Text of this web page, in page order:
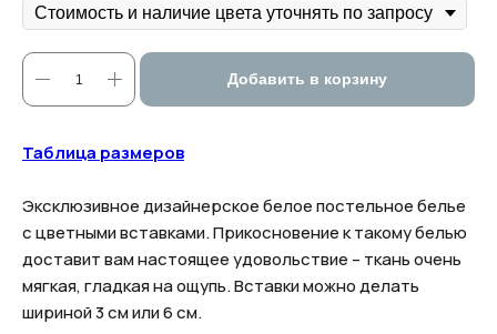
Добавить в корзину
Таблица размеров
Эксклюзивное дизайнерское белое постельное белье
с цветными вставками. Прикосновение к такому белью
доставит вам настоящее удовольствие – ткань очень
мягкая, гладкая на ощупь. Вставки можно делать
шириной 3 см или 6 см.